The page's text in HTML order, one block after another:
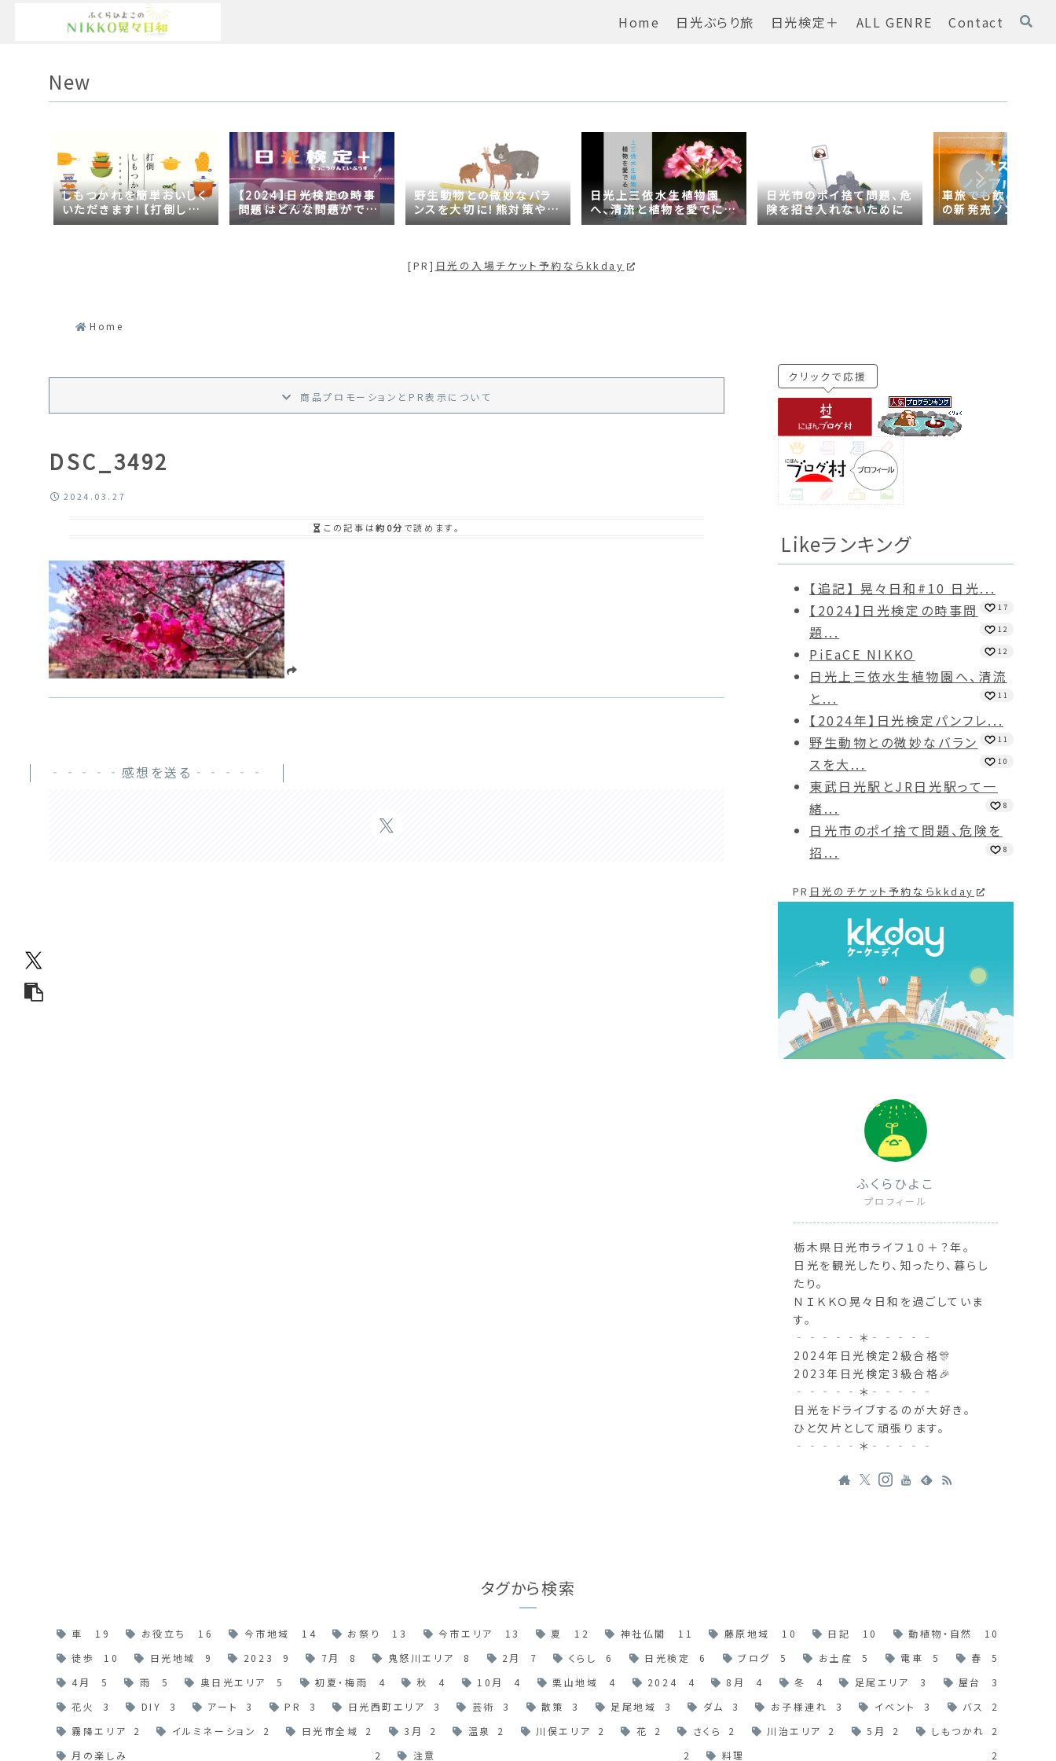
Home 日光ぶらり旅 日光検定＋ ALL GENRE Contact
New
しもつかれを簡単おいしく
いただきます！【打倒しも
つかれｓｅａｓｏｎ２】
【2024】日光検定の時事
問題はどんな問題がでる
の？2023年の時事問題は
野生動物との微妙なバラ
ンスを大切に！熊対策や日
光の自然が学べるスポッ
日光上三依水生植物園
へ、清流と植物を愛でに
【プチ日光】
日光市のポイ捨て問題、危
険を招き入れないために
車旅でも飲める！オ
の新発売ノンアルコ
ール【AsahiZERO
[PR] 日光の入場チケット予約ならkkday
Home
商品プロモーション と PR表示について
DSC_3492
2024.03.27
この記事は約0分で読めます。
‐‐‐‐‐感想を送る‐‐‐‐‐
クリックで応援
Likeランキング
【追記】 晃々日和#10 日光...
17
【2024】日光検定の時事問
題...
12
PiEaCE NIKKO 12
日光上三依水生植物園へ、清流
と...
11
【2024年】日光検定パンフレ...
11
野生動物との微妙なバラン
スを大...
10
東武日光駅とJR日光駅って一
緒...
8
日光市のポイ捨て問題、危険を
招...
8
PR 日光のチケット予約ならkkday
ふくらひよこ
プロフィール
栃木県日光市ライフ１０＋？年。
日光を観光したり、知ったり、暮らし
たり。
ＮＩＫＫＯ晃々日和を過ごしていま
す。
‐‐‐‐‐＊‐‐‐‐‐
2024年日光検定2級合格🎊
2023年日光検定3級合格🎉
‐‐‐‐‐＊‐‐‐‐‐
日光をドライブするのが大好き。
ひと欠片として頑張ります。
‐‐‐‐‐＊‐‐‐‐‐
タグから検索
車 19 お役立ち 16 今市地域 14 お祭り 13 今市エリア 13 夏 12 神社仏閣 11 藤原地域 10 日記 10 動植物・自然
10
徒歩
10 日光地域 9 2023 9 7月 8 鬼怒川エリア 8 2月 7 くらし 6 日光検定 6 ブログ 5 お土産 5 電車 5 春
5
4月
5 雨 5 奥日光エリア 5 初夏・梅雨 4 秋 4 10月 4 栗山地域 4 2024 4 8月 4 冬 4 足尾エリア 3 屋台
3
花火
3 DIY 3 アート 3 PR 3 日光西町エリア 3 芸術 3 散策 3 足尾地域 3 ダム 3 お子様連れ 3 イベント 3 バス
2
霧降エリア
2 イルミネーション 2 日光市全域 2 3月 2 温泉 2 川俣エリア 2 花 2 さくら 2 川治エリア 2 5月 2 しもつかれ
2
月の楽しみ
2 注意 2 料理 2